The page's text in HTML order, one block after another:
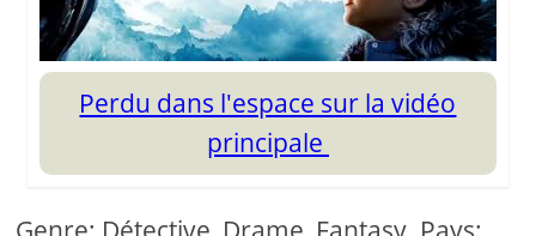
Perdu dans l'espace sur la vidéo
principale